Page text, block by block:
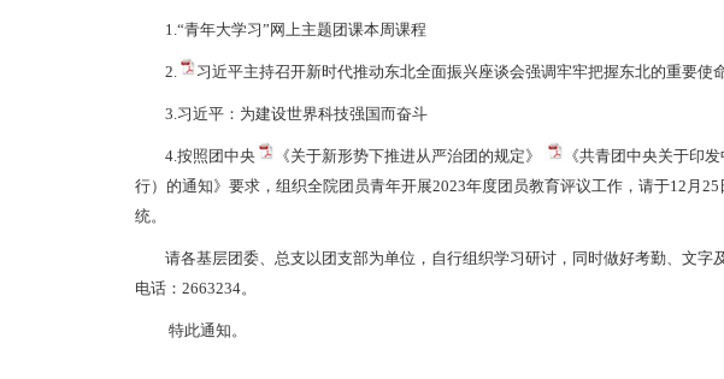
1.“青年大学习”网上主题团课本周课程
2. 习近平主持召开新时代推动东北全面振兴座谈会强调牢牢把握东北的重要使
3.习近平：为建设世界科技强国而奋斗
4.按照团中央 《关于新形势下推进从严治团的规定》
《共青团中央关于印
行）的通知》 要求，组织全院团员青年开展2023年度团员教育评议工作，请于12月
统。
请各基层团委、总支以团支部为单位，自行组织学习研讨，同时做好考勤、文
电话：2663234。
特此通知。